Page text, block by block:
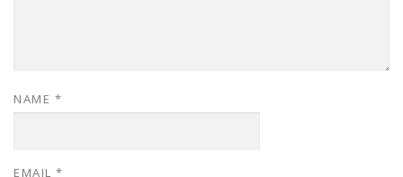
NAME *
EMAIL *